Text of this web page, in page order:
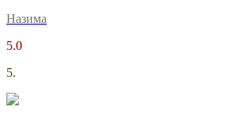
Назима
5.0
5.